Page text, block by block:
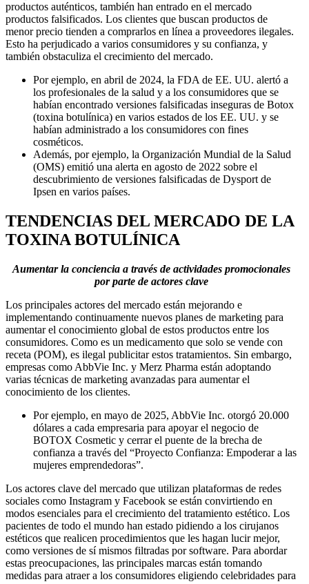
productos auténticos, también han entrado en el mercado
productos falsificados. Los clientes que buscan productos de
menor precio tienden a comprarlos en línea a proveedores ilegales.
Esto ha perjudicado a varios consumidores y su confianza, y
también obstaculiza el crecimiento del mercado.
Por ejemplo, en abril de 2024, la FDA de EE. UU. alertó a
los profesionales de la salud y a los consumidores que se
habían encontrado versiones falsificadas inseguras de Botox
(toxina botulínica) en varios estados de los EE. UU. y se
habían administrado a los consumidores con fines
cosméticos.
Además, por ejemplo, la Organización Mundial de la Salud
(OMS) emitió una alerta en agosto de 2022 sobre el
descubrimiento de versiones falsificadas de Dysport de
Ipsen en varios países.
TENDENCIAS DEL MERCADO DE LA
TOXINA BOTULÍNICA
Aumentar la conciencia a través de actividades promocionales
por parte de actores clave
Los principales actores del mercado están mejorando e
implementando continuamente nuevos planes de marketing para
aumentar el conocimiento global de estos productos entre los
consumidores. Como es un medicamento que solo se vende con
receta (POM), es ilegal publicitar estos tratamientos. Sin embargo,
empresas como AbbVie Inc. y Merz Pharma están adoptando
varias técnicas de marketing avanzadas para aumentar el
conocimiento de los clientes.
Por ejemplo, en mayo de 2025, AbbVie Inc. otorgó 20.000
dólares a cada empresaria para apoyar el negocio de
BOTOX Cosmetic y cerrar el puente de la brecha de
confianza a través del “Proyecto Confianza: Empoderar a las
mujeres emprendedoras”.
Los actores clave del mercado que utilizan plataformas de redes
sociales como Instagram y Facebook se están convirtiendo en
modos esenciales para el crecimiento del tratamiento estético. Los
pacientes de todo el mundo han estado pidiendo a los cirujanos
estéticos que realicen procedimientos que les hagan lucir mejor,
como versiones de sí mismos filtradas por software. Para abordar
estas preocupaciones, las principales marcas están tomando
medidas para atraer a los consumidores eligiendo celebridades para